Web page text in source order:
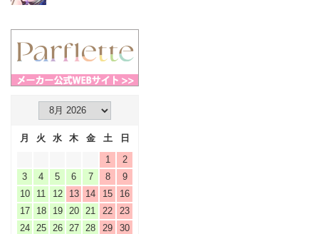
月 火 水 木 金 土
日
1
2
3
4 5 6 7 8
9
10
11 12 13 14 15
16
17
18 19 20 21 22
23
24
25 26 27 28 29
30